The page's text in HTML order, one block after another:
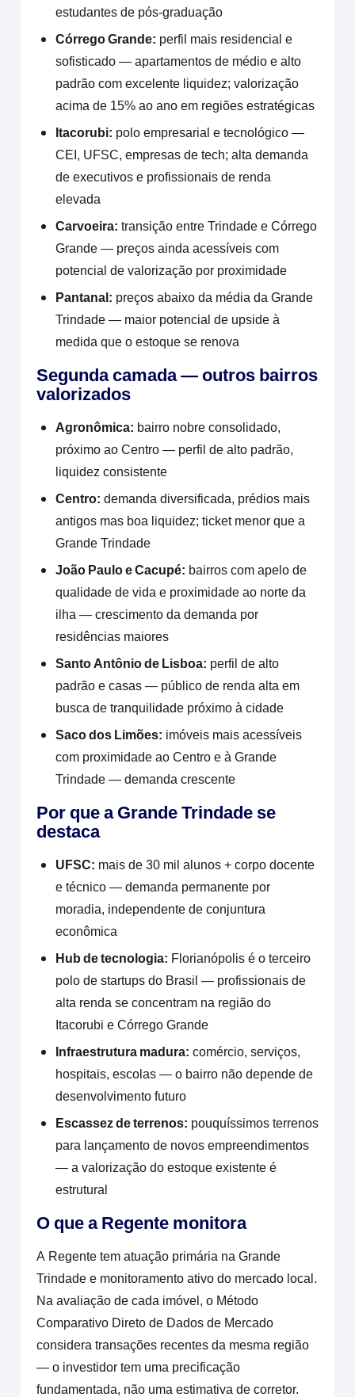
estudantes de pós-graduação
Córrego Grande: perfil mais residencial e
sofisticado — apartamentos de médio e alto
padrão com excelente liquidez; valorização
acima de 15% ao ano em regiões estratégicas
Itacorubi: polo empresarial e tecnológico —
CEI, UFSC, empresas de tech; alta demanda
de executivos e profissionais de renda
elevada
Carvoeira: transição entre Trindade e Córrego
Grande — preços ainda acessíveis com
potencial de valorização por proximidade
Pantanal: preços abaixo da média da Grande
Trindade — maior potencial de upside à
medida que o estoque se renova
Segunda camada — outros bairros
valorizados
Agronômica: bairro nobre consolidado,
próximo ao Centro — perfil de alto padrão,
liquidez consistente
Centro: demanda diversificada, prédios mais
antigos mas boa liquidez; ticket menor que a
Grande Trindade
João Paulo e Cacupé: bairros com apelo de
qualidade de vida e proximidade ao norte da
ilha — crescimento da demanda por
residências maiores
Santo Antônio de Lisboa: perfil de alto
padrão e casas — público de renda alta em
busca de tranquilidade próximo à cidade
Saco dos Limões: imóveis mais acessíveis
com proximidade ao Centro e à Grande
Trindade — demanda crescente
Por que a Grande Trindade se
destaca
UFSC: mais de 30 mil alunos + corpo docente
e técnico — demanda permanente por
moradia, independente de conjuntura
econômica
Hub de tecnologia: Florianópolis é o terceiro
polo de startups do Brasil — profissionais de
alta renda se concentram na região do
Itacorubi e Córrego Grande
Infraestrutura madura: comércio, serviços,
hospitais, escolas — o bairro não depende de
desenvolvimento futuro
Escassez de terrenos: pouquíssimos terrenos
para lançamento de novos empreendimentos
— a valorização do estoque existente é
estrutural
O que a Regente monitora
A Regente tem atuação primária na Grande
Trindade e monitoramento ativo do mercado local.
Na avaliação de cada imóvel, o Método
Comparativo Direto de Dados de Mercado
considera transações recentes da mesma região
— o investidor tem uma precificação
fundamentada, não uma estimativa de corretor.